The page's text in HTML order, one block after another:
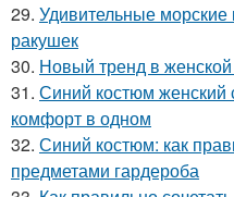
29. Удивительные морские
ракушек
30. Новый тренд в
31. Синий костюм женский
комфорт в одном
32. Синий костюм: как
предметами гардероба